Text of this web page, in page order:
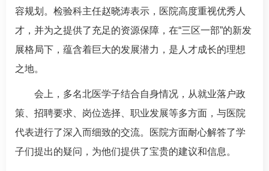
容规划。检验科主任赵晓涛表示，医院高度重视优秀人
才，并为之提供了充足的资源保障，在“三区一部”的新发
展格局下，蕴含着巨大的发展潜力，是人才成长的理想
之地。
会上，多名北医学子结合自身情况，从就业落户政
策、招聘要求、岗位选择、职业发展等多方面，与医院
代表进行了深入而细致的交流。医院方面耐心解答了学
子们提出的疑问，为他们提供了宝贵的建议和信息。